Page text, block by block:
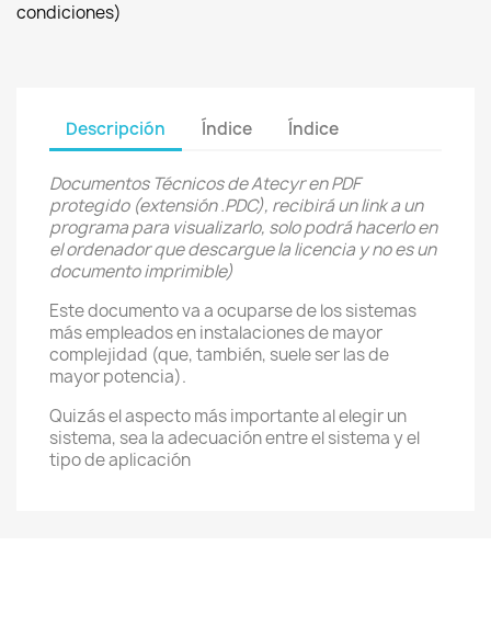
condiciones)
Descripción Índice Índice
Documentos Técnicos de Atecyr en PDF
protegido (extensión .PDC), recibirá un link a un
programa para visualizarlo, solo podrá hacerlo en
el ordenador que descargue la licencia y no es un
documento imprimible)
Este documento va a ocuparse de los sistemas
más empleados en instalaciones de mayor
complejidad (que, también, suele ser las de
mayor potencia).
Quizás el aspecto más importante al elegir un
sistema, sea la adecuación entre el sistema y el
tipo de aplicación